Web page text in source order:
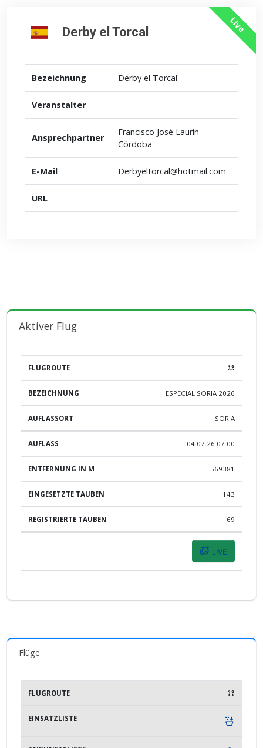
Live
Derby el Torcal
Bezeichnung Derby el Torcal
Veranstalter
Ansprechpartner
Francisco José Laurin
Córdoba
E-Mail Derbyeltorcal@hotmail.com
URL
Aktiver Flug
BEZEICHNUNG
ESPECIAL SORIA 2026
SORIA
04.07.26 07:00
569381
143
69
LIVE
Flüge
BEZEICHNUNG